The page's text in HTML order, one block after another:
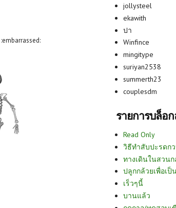
:embarrassed:
jollysteel
ekawith
ปา
Winfince
mingitype
suriyan2538
summerth23
couplesdm
รายการบล็อ
Read Only
วิธีทำสับปะรดก
ทางเดินในสวนก
ปลูกกล้วยเพื่อเป็
เร็วๆนี้
บานแล้ว